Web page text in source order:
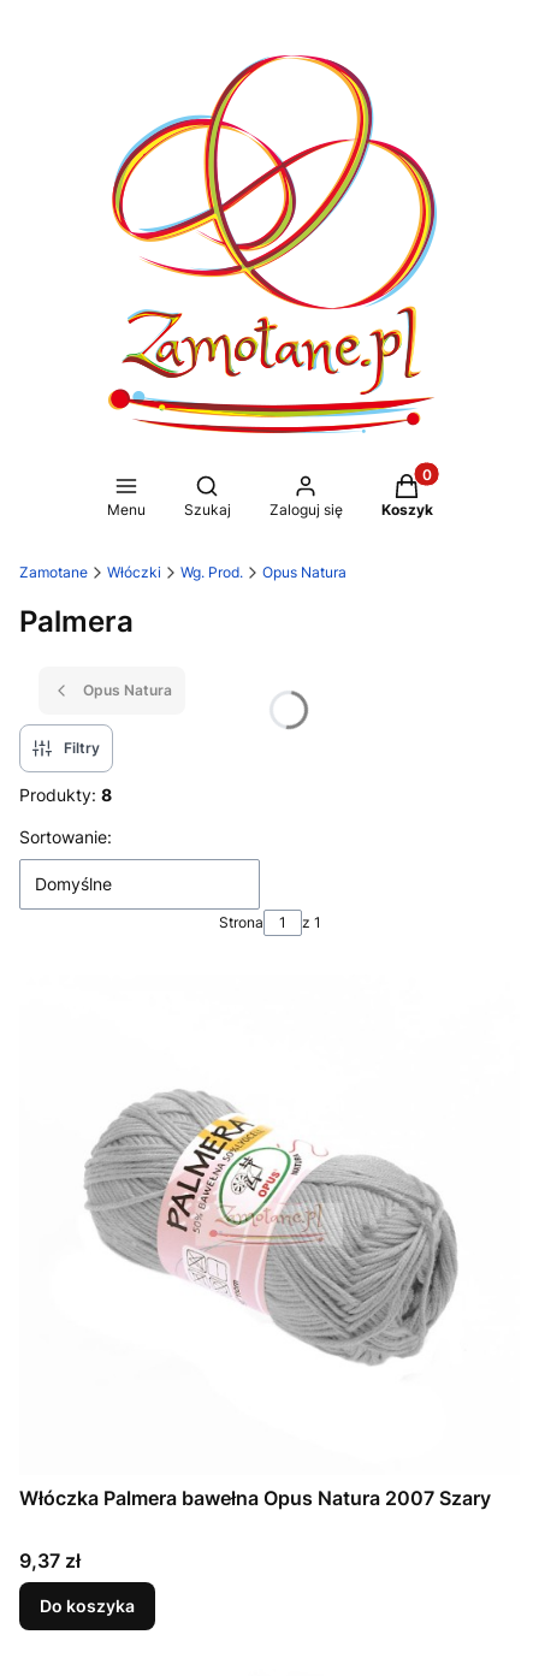
Menu
Otwórz wyszukiwarkę
Szukaj Zaloguj się
Produkty w
Koszyk
Zamotane Włóczki Wg. Prod. Opus Natura
Palmera
Opus Natura
Filtry
Produkty: 8
Lista produktów
Sortowanie:
Domyślne
Strona z 1
Włóczka Palmera bawełna Opus Natura 2007 Szary
Cena
9,37 zł
Do koszyka